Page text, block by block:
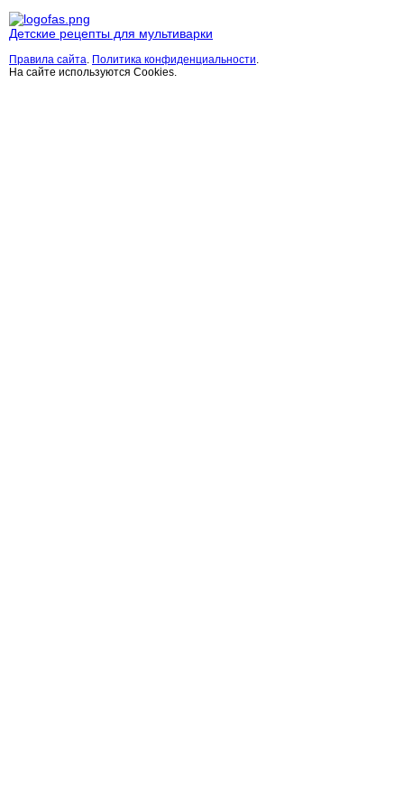
Детские рецепты для мультиварки
Правила сайта Политика конфиденциальности
На сайте используются Cookies.